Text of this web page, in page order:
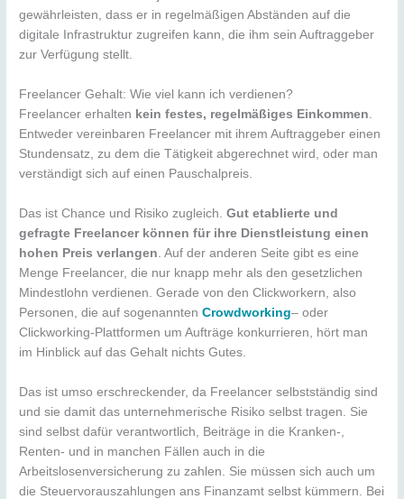
gewährleisten, dass er in regelmäßigen Abständen auf die
digitale Infrastruktur zugreifen kann, die ihm sein Auftraggeber
zur Verfügung stellt.
Freelancer Gehalt: Wie viel kann ich verdienen?
Freelancer erhalten kein festes, regelmäßiges Einkommen
Entweder vereinbaren Freelancer mit ihrem Auftraggeber einen
Stundensatz, zu dem die Tätigkeit abgerechnet wird, oder man
verständigt sich auf einen Pauschalpreis.
Das ist Chance und Risiko zugleich.Gut etablierte und
gefragte Freelancer können für ihre Dienstleistung einen
hohen Preis verlangen . Auf der anderen Seite gibt es eine
Menge Freelancer, die nur knapp mehr als den gesetzlichen
Mindestlohn verdienen. Gerade von den Clickworkern, also
Personen, die auf sogenanntenCrowdworking– oder
Clickworking-Plattformen um Aufträge konkurrieren, hört man
im Hinblick auf das Gehalt nichts Gutes.
Das ist umso erschreckender, da Freelancer selbstständig sind
und sie damit das unternehmerische Risiko selbst tragen. Sie
sind selbst dafür verantwortlich, Beiträge in die Kranken-,
Renten- und in manchen Fällen auch in die
Arbeitslosenversicherung zu zahlen. Sie müssen sich auch um
die Steuervorauszahlungen ans Finanzamt selbst kümmern. Bei